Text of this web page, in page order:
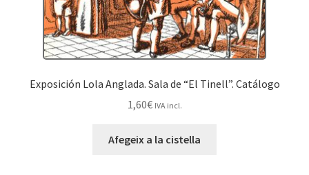
Exposición Lola Anglada. Sala de “El Tinell”. Catálogo
1,60€ IVA incl.
Afegeix a la cistella